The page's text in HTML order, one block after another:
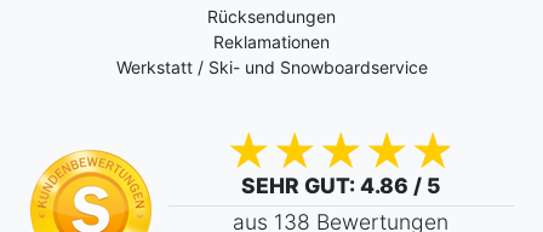
Rücksendungen
Reklamationen
Werkstatt / Ski- und Snowboardservice
SEHR GUT: 4.86 / 5
aus 138 Bewertungen